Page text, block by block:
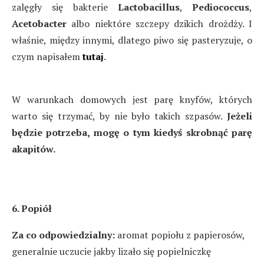
zalęgły się bakterie Lactobacillus, Pediococcus,
Acetobacter albo niektóre szczepy dzikich drożdży. I
właśnie, między innymi, dlatego piwo się pasteryzuje, o
czym napisałemtutaj.
W warunkach domowych jest parę knyfów, których
warto się trzymać, by nie było takich szpasów. Jeżeli
będzie potrzeba, mogę o tym kiedyś skrobnąć parę
akapitów.
6. Popiół
Za co odpowiedzialny: aromat popiołu z papierosów,
generalnie uczucie jakby lizało się popielniczkę